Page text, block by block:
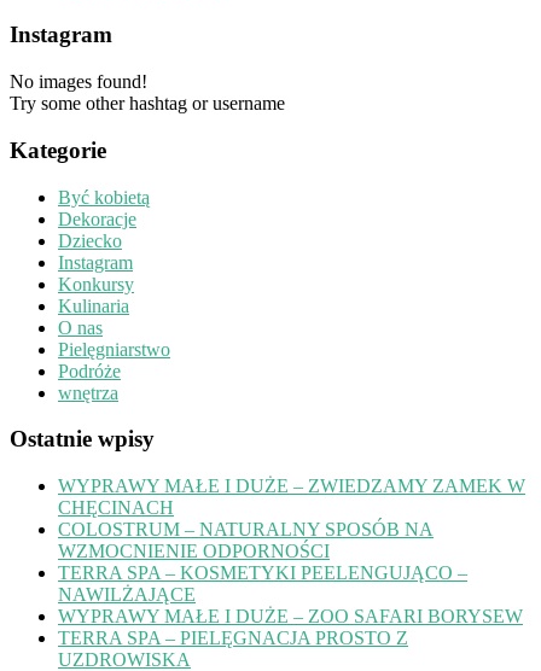
Instagram
No images found!
Try some other hashtag or username
Kategorie
Być kobietą
Dekoracje
Dziecko
Instagram
Konkursy
Kulinaria
O nas
Pielęgniarstwo
Podróże
wnętrza
Ostatnie wpisy
WYPRAWY MAŁE I DUŻE – ZWIEDZAMY ZAMEK W
CHĘCINACH
COLOSTRUM – NATURALNY SPOSÓB NA
WZMOCNIENIE ODPORNOŚCI
TERRA SPA – KOSMETYKI PEELENGUJĄCO –
NAWILŻAJĄCE
WYPRAWY MAŁE I DUŻE – ZOO SAFARI BORYSEW
TERRA SPA – PIELĘGNACJA PROSTO Z
UZDROWISKA